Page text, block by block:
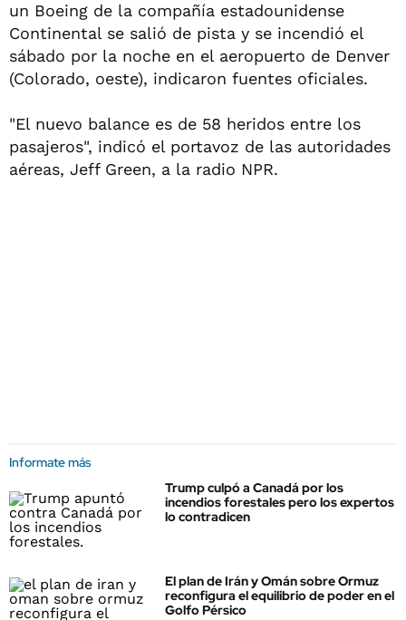
un Boeing de la compañía estadounidense
Continental se salió de pista y se incendió el
sábado por la noche en el aeropuerto de Denver
(Colorado, oeste), indicaron fuentes oficiales.
"El nuevo balance es de 58 heridos entre los
pasajeros", indicó el portavoz de las autoridades
aéreas, Jeff Green, a la radio NPR.
Informate más
Trump culpó a Canadá por los
incendios forestales pero los expertos
lo contradicen
El plan de Irán y Omán sobre Ormuz
reconfigura el equilibrio de poder en el
Golfo Pérsico